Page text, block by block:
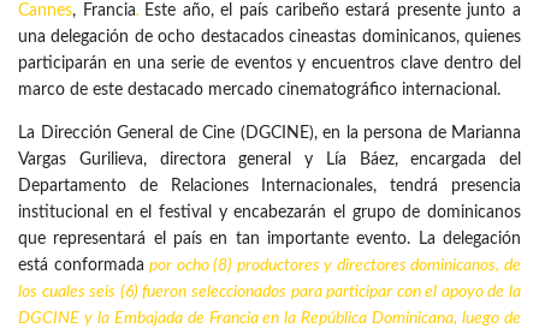
Cannes, Francia. Este año, el país caribeño estará presente junto a
una delegación de ocho destacados cineastas dominicanos, quienes
participarán en una serie de eventos y encuentros clave dentro del
marco de este destacado mercado cinematográfico internacional.
La Dirección General de Cine (DGCINE), en la persona de Marianna
Vargas Gurilieva, directora general y Lía Báez, encargada del
Departamento de Relaciones Internacionales, tendrá presencia
institucional en el festival y encabezarán el grupo de dominicanos
que representará el país en tan importante evento. La delegación
está conformadapor ocho (8) productores y directores dominicanos, de
los cuales seis (6) fueron seleccionados para participar con el apoyo de la
DGCINE y la Embajada de Francia en la República Dominicana, luego de